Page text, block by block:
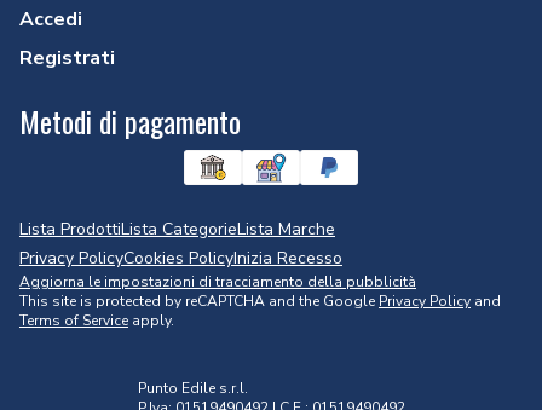
Accedi
Registrati
Metodi di pagamento
Lista ProdottiLista CategorieLista Marche
Privacy PolicyCookies PolicyInizia Recesso
Aggiorna le impostazioni di tracciamento della pubblicità
This site is protected by reCAPTCHA and the Google Privacy Policy and
Terms of Service apply.
Punto Edile s.r.l.